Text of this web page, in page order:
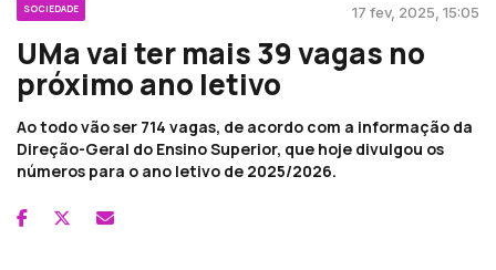
SOCIEDADE 17 fev, 2025, 15:05
UMa vai ter mais 39 vagas no
próximo ano letivo
Ao todo vão ser 714 vagas, de acordo com a informação da
Direção-Geral do Ensino Superior, que hoje divulgou os
números para o ano letivo de 2025/2026.